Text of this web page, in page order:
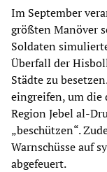
Im September
größten Manöver
Soldaten
Überfall der
Städte zu
eingreifen, um die
Region Jebel al-
„beschützen“.
Warnschüsse auf
abgefeuert.